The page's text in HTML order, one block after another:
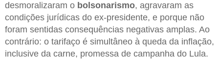
desmoralizaram o bolsonarismo, agravaram as
condições jurídicas do ex-presidente, e porque não
foram sentidas consequências negativas amplas. Ao
contrário: o tarifaço é simultâneo à queda da inflação,
inclusive da carne, promessa de campanha do Lula.